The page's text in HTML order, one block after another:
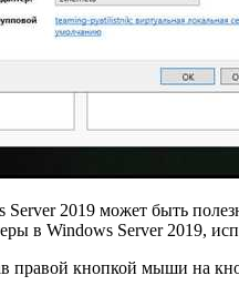
Server 2019 может быть
в Windows Server 2019,
правой кнопкой мыши на